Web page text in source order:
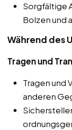
Sorgfältige
Bolzen und
Während des
Tragen und
Tragen und
anderen